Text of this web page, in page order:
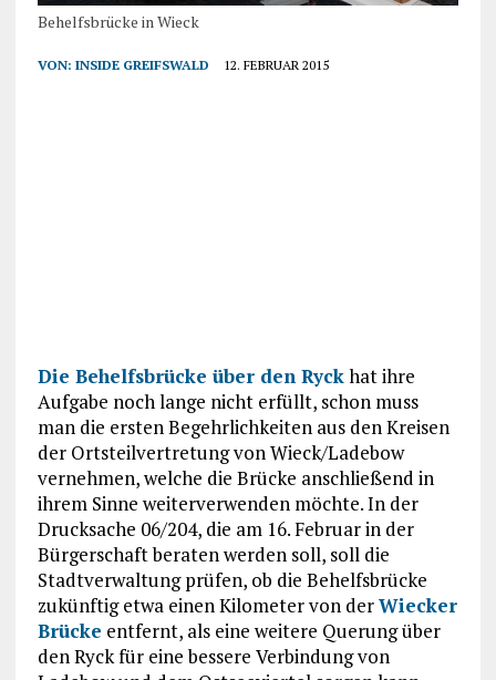
Behelfsbrücke in Wieck
VON: INSIDE GREIFSWALD 12. FEBRUAR 2015
Die Behelfsbrücke über den Ryckhat ihre
Aufgabe noch lange nicht erfüllt, schon muss
man die ersten Begehrlichkeiten aus den Kreisen
der Ortsteilvertretung von Wieck/Ladebow
vernehmen, welche die Brücke anschließend in
ihrem Sinne weiterverwenden möchte. In der
Drucksache 06/204, die am 16. Februar in der
Bürgerschaft beraten werden soll, soll die
Stadtverwaltung prüfen, ob die Behelfsbrücke
zukünftig etwa einen Kilometer von derWiecker
Brücke entfernt, als eine weitere Querung über
den Ryck für eine bessere Verbindung von